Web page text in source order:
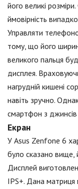
його великі
ймовірність
Управляти
тому, що його
великого пальця
дисплея.
нагрудній кишені
навіть зручно.
смартфон з
Екран
У Asus Zenfone 6
було сказано вище,
Дисплей
IPS+. Дана матриця